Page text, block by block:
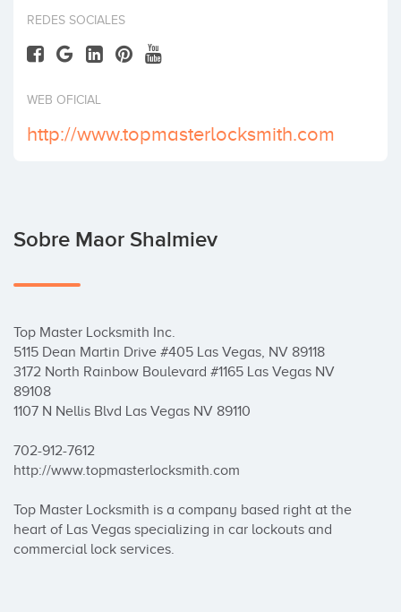
Invertir
REDES SOCIALES
WEB OFICIAL
http://www.topmasterlocksmith.com
Sobre Maor Shalmiev
Top Master Locksmith Inc.
5115 Dean Martin Drive #405 Las Vegas, NV 89118
3172 North Rainbow Boulevard #1165 Las Vegas NV
89108
1107 N Nellis Blvd Las Vegas NV 89110
702-912-7612
http://www.topmasterlocksmith.com
Top Master Locksmith is a company based right at the
heart of Las Vegas specializing in car lockouts and
commercial lock services.